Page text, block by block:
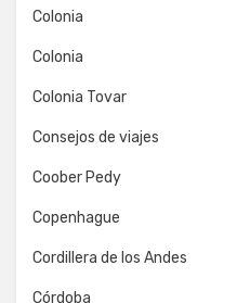
Colonia
Colonia
Colonia Tovar
Consejos de viajes
Coober Pedy
Copenhague
Cordillera de los Andes
Córdoba